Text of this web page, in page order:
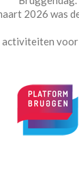
2026 was
activiteiten